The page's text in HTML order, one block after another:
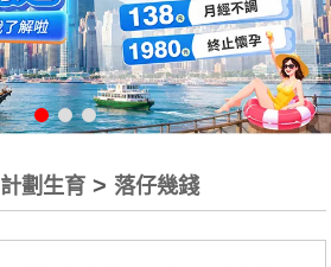
計劃生育 >落仔幾錢